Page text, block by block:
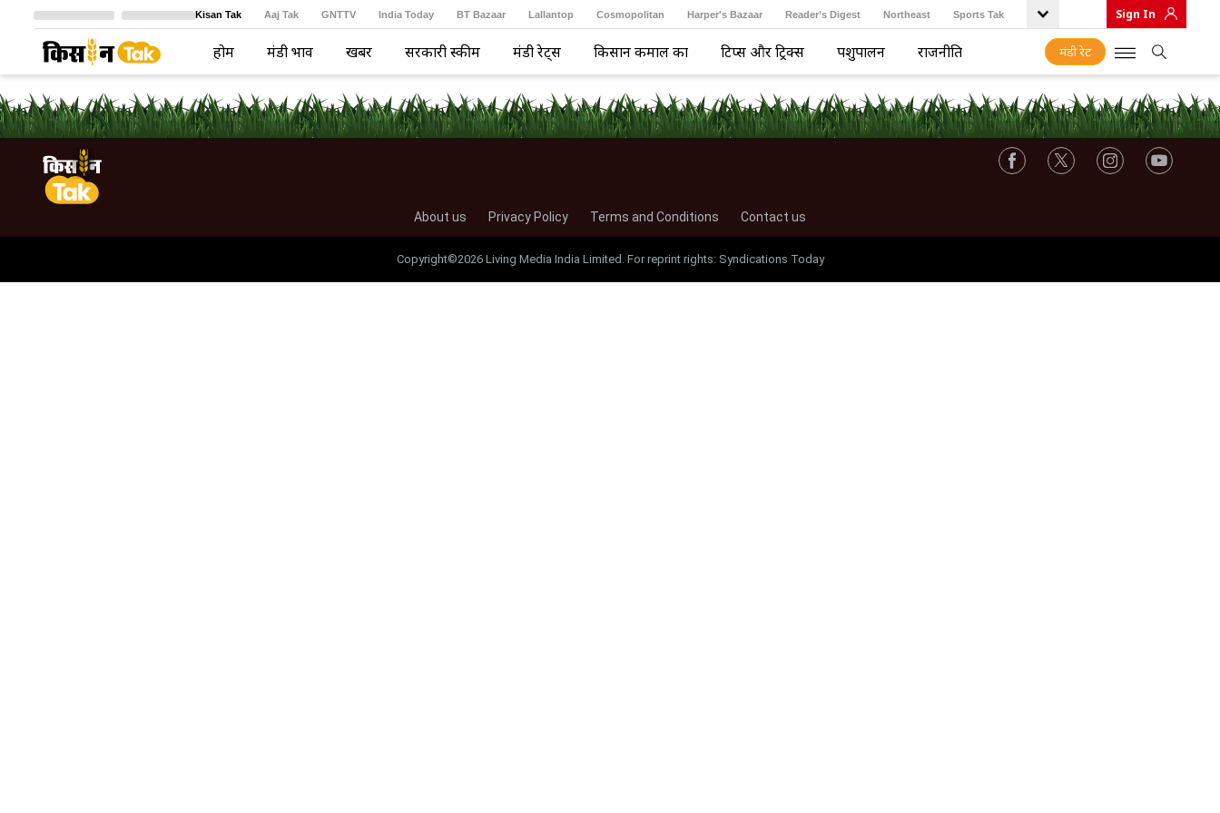
Kisan Tak Aaj Tak GNTTV India Today BT Bazaar Lallantop Cosmopolitan Harper's Bazaar Reader’s Digest Northeast Sports Tak
Crime Tak Astro Tak
Sign In
होम मंडी भाव खबरें सरकारी स्कीम मंडी रेट्स किसान कमाल का टिप्स और ट्रिक्स पशुपालन राजनीति मंडी रेट
About us Privacy Policy Terms and Conditions Contact us
Copyright©2026 Living Media India Limited. For reprint rights: Syndications Today